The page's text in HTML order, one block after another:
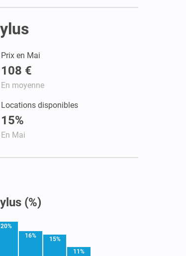
Prix en Mai
108 €
En moyenne
Locations disponibles
15%
En Mai
(%)
20%
16% 15%
11%